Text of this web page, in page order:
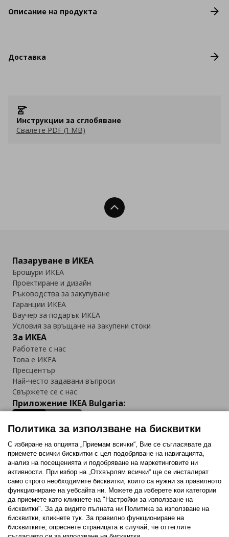
Описание на продукта
Доставка
Инструкции за сглобяване
Свалете PDF (1 MB)
Нагоре
Пазаруване в ИКЕА
Брошури ИКЕА
Проектиране и дизайн
Ръководства за закупуване
Гаранции ИКЕА
Ваучер за подарък ИКЕА
Условия за връщане на закупени стоки
За ИКЕА
Работете с нас
Това е ИКЕА
Пресцентър
Най-често задавани въпроси
Свържете се с нас
Приложение IKEA Bulgaria:
Последвайте ни:
FacebookTwitterYoutubePinterestInstagram
Политика за използване на бисквитки
С избиране на опцията „Приемам всички“, Вие се съгласявате да
приемете всички бисквитки с цел подобряване на навигацията,
анализ на посещенията и подобряване на маркетинговите ни
активности. При избор на „Отхвърлям всички“ ще се инсталират
само строго необходимитe бисквитки, които са нужни за правилното
функциониране на уебсайта ни. Можете да изберете кои категории
да приемете като кликнете на "Настройки за използване на
бисквитки". За да видите пълната ни Политика за използване на
бисквитки, кликнете тук. За правилно функциониране на
бисквитките, опреснете страницата в случай, че оттеглите